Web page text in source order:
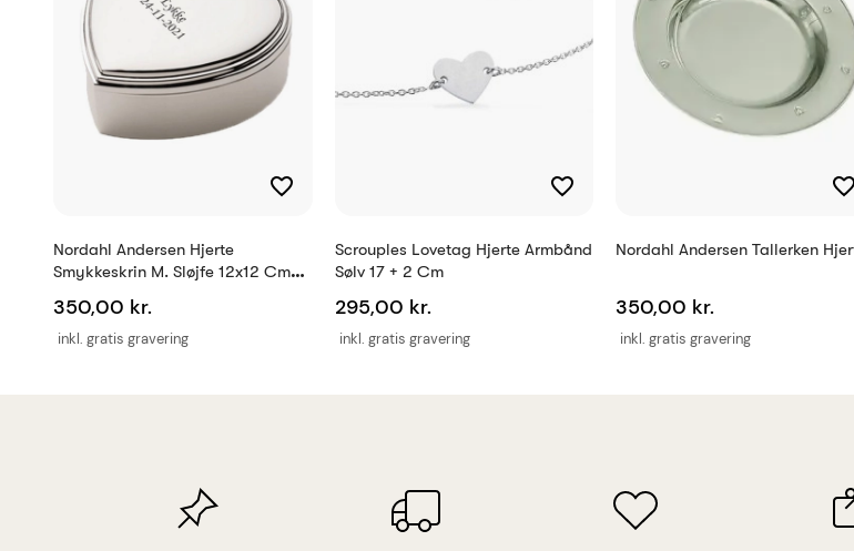
Nordahl Andersen Hjerte
Smykkeskrin M. Sløjfe 12x12 Cm
inkl. gratis gravering
350,00 kr.
Scrouples Lovetag Hjerte Armbånd
Sølv 17 + 2 Cm
inkl. gratis gravering
295,00 kr.
Nordahl Andersen Tallerken
inkl. gratis gravering
350,00 kr.